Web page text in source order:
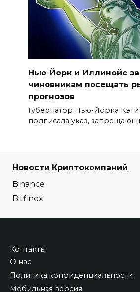
Нью-Йорк и Иллинойс
чиновникам посещать
прогнозов
Губернатор Нью-Йорка Кэти
подписала указ,
Новости Криптокомпаний
Binance
Bitfinex
Контакты
О нас
Политика конфиденциальности
Мобильная версия